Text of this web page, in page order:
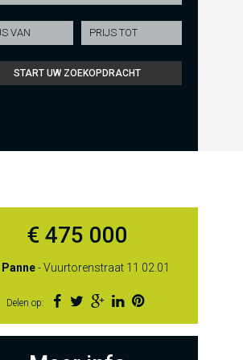
€ 475 000
Panne- Vuurtorenstraat 11 02.01
Delen op: